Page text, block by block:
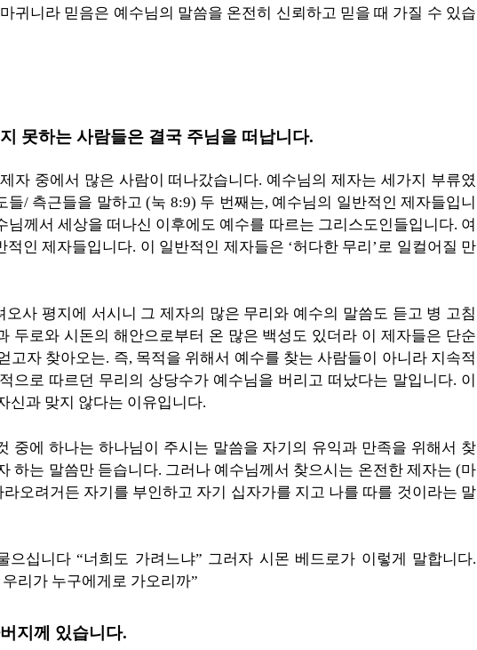
귀니라 믿음은 예수님의 말씀을 온전히 신뢰하고 믿을 때 가질 수 있습
못하는 사람들은 결국 주님을 떠납니다.
자 중에서 많은 사람이 떠나갔습니다. 예수님의 제자는 세가지 부류였
들/ 측근들을 말하고 (눅 8:9) 두 번째는, 예수님의 일반적인 제자들입니
님께서 세상을 떠나신 이후에도 예수를 따르는 그리스도인들입니다. 여
인 제자들입니다. 이 일반적인 제자들은 ‘허다한 무리’로 일컬어질 만
사 평지에 서시니 그 제자의 많은 무리와 예수의 말씀도 듣고 병 고침
두로와 시돈의 해안으로부터 온 많은 백성도 있더라 이 제자들은 단순
고자 찾아오는. 즉, 목적을 위해서 예수를 찾는 사람들이 아니라 지속적
으로 따르던 무리의 상당수가 예수님을 버리고 떠났다는 말입니다. 이
신과 맞지 않다는 이유입니다.
중에 하나는 하나님이 주시는 말씀을 자기의 유익과 만족을 위해서 찾
하는 말씀만 듣습니다. 그러나 예수님께서 찾으시는 온전한 제자는 (마
오려거든 자기를 부인하고 자기 십자가를 지고 나를 따를 것이라는 말
으십니다 “너희도 가려느냐” 그러자 시몬 베드로가 이렇게 말합니다.
리가 누구에게로 가오리까”
지께 있습니다.